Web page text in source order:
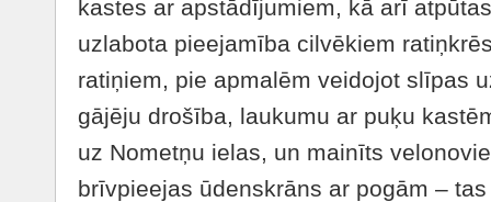
kastes ar apstādījumiem, kā arī
uzlabota pieejamība cilvēkiem
ratiņiem, pie apmalēm veidojot slīpas
gājēju drošība, laukumu ar puķu
uz Nometņu ielas, un mainīts
brīvpieejas ūdenskrāns ar pogām –